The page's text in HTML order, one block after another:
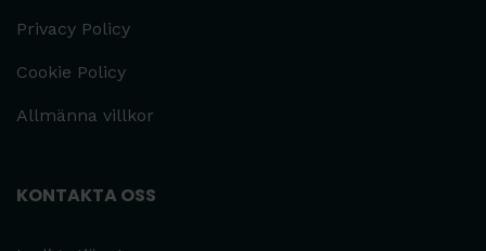
Privacy Policy
Cookie Policy
Allmänna villkor
KONTAKTA OSS